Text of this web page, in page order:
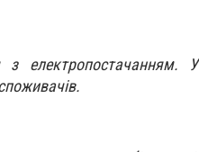
з електропостачанням. У